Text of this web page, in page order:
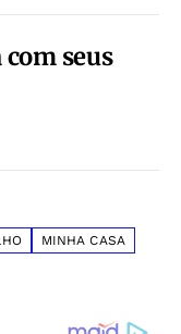
seus
MINHA CASA